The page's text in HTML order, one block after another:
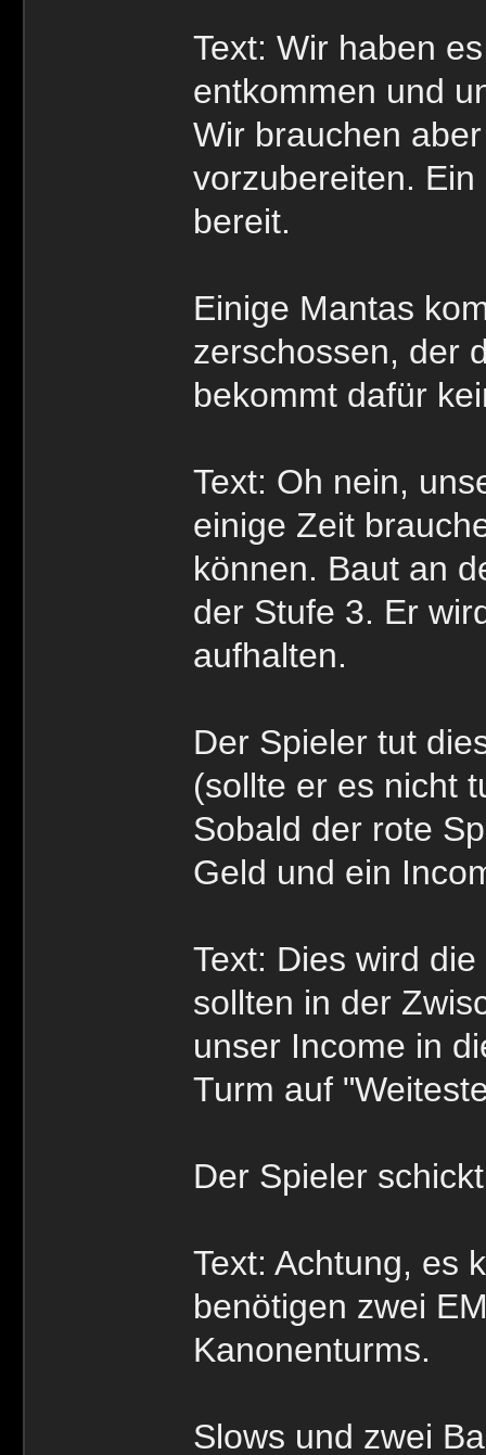
Text: Wir haben
entkommen und
Wir brauchen
vorzubereiten.
bereit.
Einige Mantas
zerschossen, der
bekommt dafür
Text: Oh nein,
einige Zeit
können. Baut an
der Stufe 3. Er
aufhalten.
Der Spieler tut
(sollte er es nicht
Sobald der rote
Geld und ein
Text: Dies wird
sollten in der
unser Income in
Turm auf
Der Spieler
Text: Achtung, es
benötigen zwei
Kanonenturms.
Slows und zwei